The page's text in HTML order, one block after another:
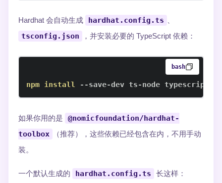
Hardhat 会自动生成 hardhat.config.ts
tsconfig.json ，并安装必要的 TypeScript 依赖：
bash
npm install --save-dev ts-node typescript
如果你用的是
@nomicfoundation/hardhat-
toolbox
（推荐），这些依赖已经包含在内，不用手动
装。
一个默认生成的 hardhat.config.ts 长这样：